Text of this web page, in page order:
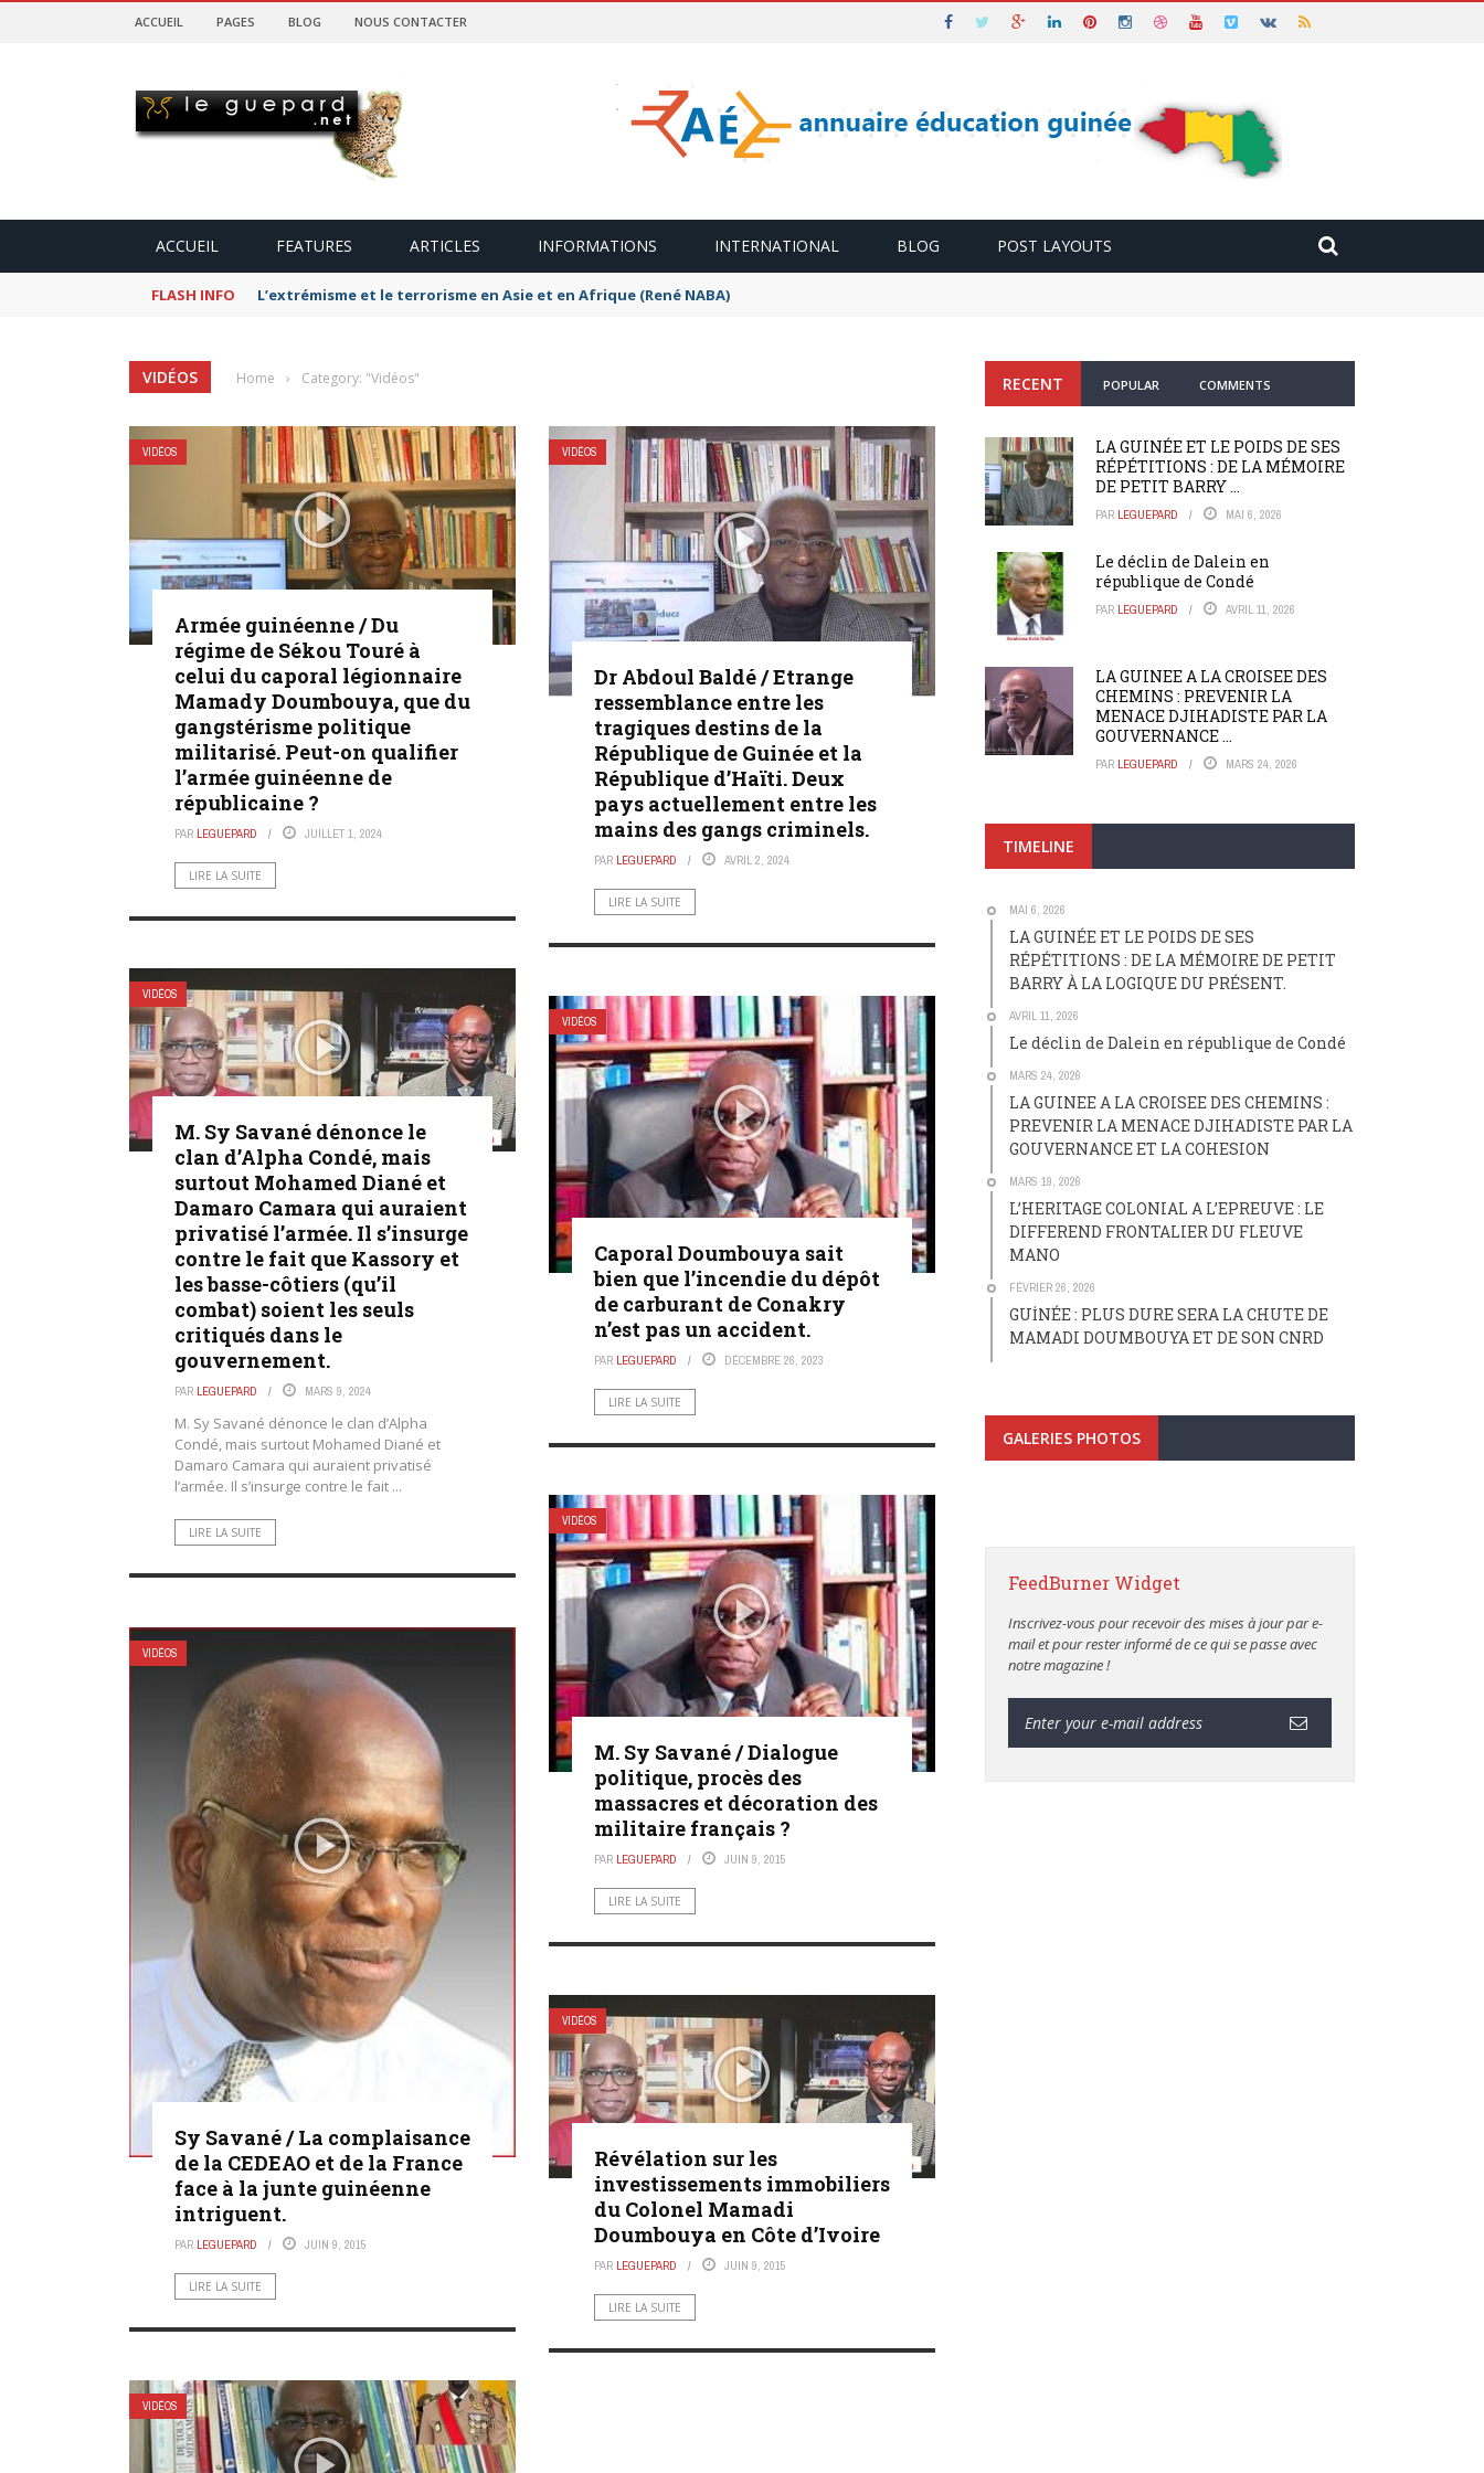
ACCUEIL PAGES BLOG NOUS CONTACTER
ACCUEIL FEATURES ARTICLES INFORMATIONS INTERNATIONAL BLOG POST LAYOUTS
FLASH INFO L’extrémisme et le terrorisme en Asie et en Afrique (René NABA)
VIDÉOS Home › Category: "Vidéos"
VIDÉOS
Armée guinéenne / Du
régime de Sékou Touré à
celui du caporal légionnaire
Mamady Doumbouya, que du
gangstérisme politique
militarisé. Peut-on qualifier
l’armée guinéenne de
républicaine ?
PAR LEGUEPARD JUILLET 1, 2024
LIRE LA SUITE
VIDÉOS
Dr Abdoul Baldé / Etrange
ressemblance entre les
tragiques destins de la
République de Guinée et la
République d’Haïti. Deux
pays actuellement entre les
mains des gangs criminels.
PAR LEGUEPARD AVRIL 2, 2024
LIRE LA SUITE
VIDÉOS
M. Sy Savané dénonce le
clan d’Alpha Condé, mais
surtout Mohamed Diané et
Damaro Camara qui auraient
privatisé l’armée. Il s’insurge
contre le fait que Kassory et
les basse-côtiers (qu’il
combat) soient les seuls
critiqués dans le
gouvernement.
PAR LEGUEPARD MARS 9, 2024
M. Sy Savané dénonce le clan d’Alpha
Condé, mais surtout Mohamed Diané et
Damaro Camara qui auraient privatisé
l’armée. Il s’insurge contre le fait ...
LIRE LA SUITE
VIDÉOS
Caporal Doumbouya sait
bien que l’incendie du dépôt
de carburant de Conakry
n’est pas un accident.
PAR LEGUEPARD DÉCEMBRE 26, 2023
LIRE LA SUITE
VIDÉOS
M. Sy Savané / Dialogue
politique, procès des
massacres et décoration des
militaire français ?
PAR LEGUEPARD JUIN 9, 2015
LIRE LA SUITE
VIDÉOS
Sy Savané / La complaisance
de la CEDEAO et de la France
face à la junte guinéenne
intriguent.
PAR LEGUEPARD JUIN 9, 2015
LIRE LA SUITE
VIDÉOS
Révélation sur les
investissements immobiliers
du Colonel Mamadi
Doumbouya en Côte d’Ivoire
PAR LEGUEPARD JUIN 9, 2015
LIRE LA SUITE
VIDÉOS
RECENT POPULAR COMMENTS
LA GUINÉE ET LE POIDS DE SES
RÉPÉTITIONS : DE LA MÉMOIRE
DE PETIT BARRY ...
PAR LEGUEPARD MAI 6, 2026
Le déclin de Dalein en
république de Condé
PAR LEGUEPARD AVRIL 11, 2026
LA GUINEE A LA CROISEE DES
CHEMINS : PREVENIR LA
MENACE DJIHADISTE PAR LA
GOUVERNANCE ...
PAR LEGUEPARD MARS 24, 2026
TIMELINE
MAI 6, 2026
LA GUINÉE ET LE POIDS DE SES
RÉPÉTITIONS : DE LA MÉMOIRE DE PETIT
BARRY À LA LOGIQUE DU PRÉSENT.
AVRIL 11, 2026
Le déclin de Dalein en république de Condé
MARS 24, 2026
LA GUINEE A LA CROISEE DES CHEMINS :
PREVENIR LA MENACE DJIHADISTE PAR LA
GOUVERNANCE ET LA COHESION
MARS 19, 2026
L’HERITAGE COLONIAL A L’EPREUVE : LE
DIFFEREND FRONTALIER DU FLEUVE
MANO
FÉVRIER 26, 2026
GUİNÉE : PLUS DURE SERA LA CHUTE DE
MAMADI DOUMBOUYA ET DE SON CNRD
GALERIES PHOTOS
FeedBurner Widget
Inscrivez-vous pour recevoir des mises à jour par e-
mail et pour rester informé de ce qui se passe avec
notre magazine !